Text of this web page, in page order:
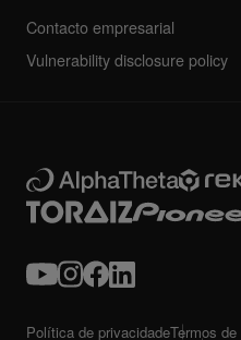
Contacto empresarial
Vulnerability disclosure policy
Política de privacidadeTermos